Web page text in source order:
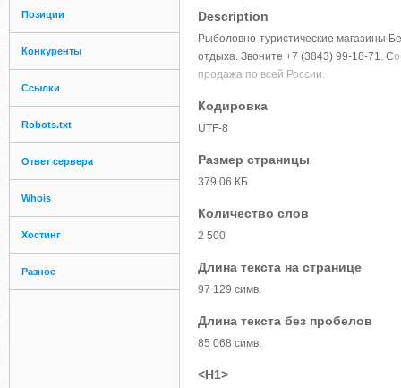
Позиции
Конкуренты
Ссылки
Robots.txt
Ответ сервера
Whois
Хостинг
Разное
Description
Рыболовно-туристические магазины
отдыха. Звоните +7 (3843) 99-18-71. С
продажа по всей России.
Кодировка
UTF-8
Размер страницы
379.06 КБ
Количество слов
2 500
Длина текста на странице
97 129 симв.
Длина текста без пробелов
85 068 симв.
<H1>